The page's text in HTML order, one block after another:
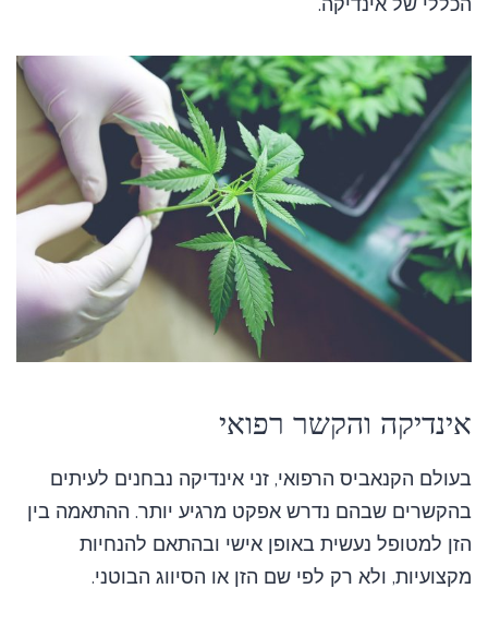
הכללי של אינדיקה.
אינדיקה והקשר רפואי
בעולם הקנאביס הרפואי, זני אינדיקה נבחנים לעיתים
בהקשרים שבהם נדרש אפקט מרגיע יותר. ההתאמה בין
הזן למטופל נעשית באופן אישי ובהתאם להנחיות
מקצועיות, ולא רק לפי שם הזן או הסיווג הבוטני.